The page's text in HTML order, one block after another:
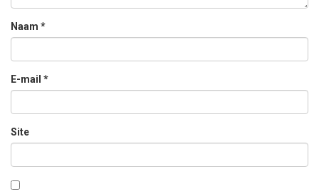
Naam *
E-mail *
Site